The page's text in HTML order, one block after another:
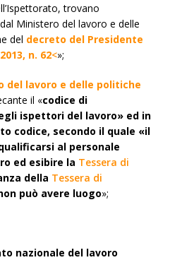
trovano
Ministero del lavoro e delle
del decreto del Presidente
n. 62<»;
del lavoro e delle politiche
il «codice di
ispettori del lavoro» ed in
codice, secondo il quale «il
al personale
ed esibire la Tessera di
della Tessera di
può avere luogo»;
nazionale del lavoro